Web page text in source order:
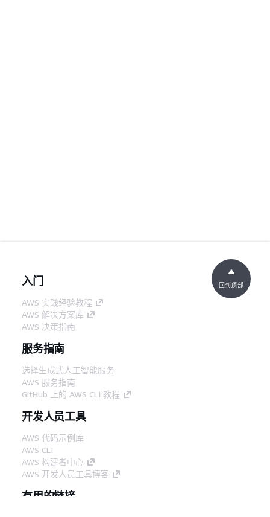
入门
AWS 实践经验教程
AWS 解决方案库
AWS 决策指南
服务指南
选择生成式人工智能服务
AWS 服务指南
GitHub 上的 AWS CLI 教程
开发人员工具
AWS 代码示例库
AWS CLI
AWS 构建者中心
AWS 开发人员工具博客
有用的链接
回到顶部